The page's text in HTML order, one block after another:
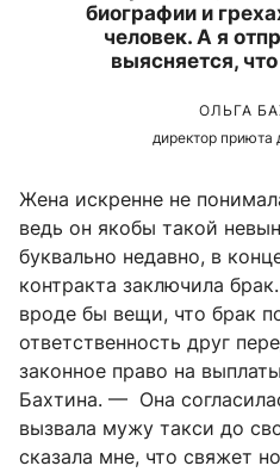
биографии и
человек. А я
выясняется,
ОЛЬГА
директор приюта
Жена искренне не
ведь он якобы такой
буквально недавно, в
контракта заключила
вроде бы вещи, что брак
ответственность друг
законное право на
Бахтина. — Она
вызвала мужу такси до
сказала мне, что свяжет